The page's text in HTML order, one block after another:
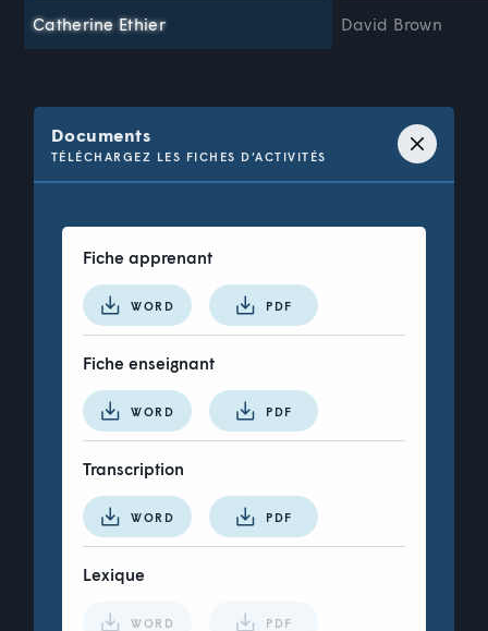
Catherine Ethier David Brown
Documents
TÉLÉCHARGEZ LES FICHES D’ACTIVITÉS
Fiche apprenant
WORD PDF
Fiche enseignant
WORD PDF
Transcription
WORD PDF
Lexique
WORD PDF